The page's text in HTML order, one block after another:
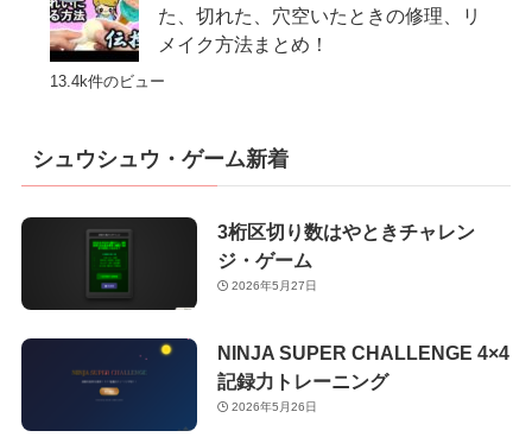
た、切れた、穴空いたときの修理、リ
メイク方法まとめ！
13.4k件のビュー
シュウシュウ・ゲーム新着
3桁区切り数はやときチャレン
ジ・ゲーム
2026年5月27日
NINJA SUPER CHALLENGE 4×4
記録力トレーニング
2026年5月26日